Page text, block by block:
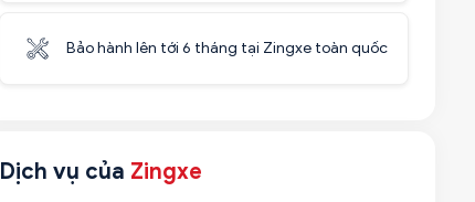
Bảo hành lên tới 6 tháng tại Zingxe toàn quốc
Dịch vụ của Zingxe